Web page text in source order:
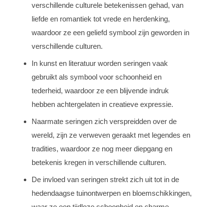
verschillende culturele betekenissen gehad, van
liefde en romantiek tot vrede en herdenking,
waardoor ze een geliefd symbool zijn geworden in
verschillende culturen.
In kunst en literatuur worden seringen vaak
gebruikt als symbool voor schoonheid en
tederheid, waardoor ze een blijvende indruk
hebben achtergelaten in creatieve expressie.
Naarmate seringen zich verspreidden over de
wereld, zijn ze verweven geraakt met legendes en
tradities, waardoor ze nog meer diepgang en
betekenis kregen in verschillende culturen.
De invloed van seringen strekt zich uit tot in de
hedendaagse tuinontwerpen en bloemschikkingen,